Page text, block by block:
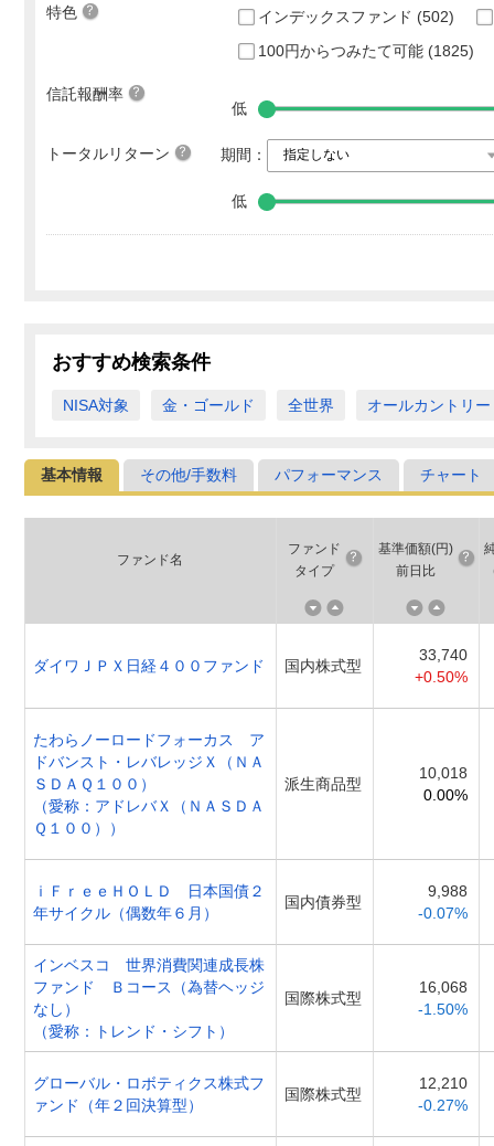
特色 インデックスファンド (502)
100円からつみたて可能 (1825)
信託報酬率
低
トータルリターン 期間：
低
おすすめ検索条件
NISA対象 金・ゴールド 全世界 オールカントリー
基本情報 その他/手数料 パフォーマンス チャート
ファンド名
ファンド
タイプ
基準価額(円)
前日比
ダイワＪＰＸ日経４００ファンド 国内株式型
33,740
+0.50%
たわらノーロードフォーカス ア
ドバンスト・レバレッジＸ（ＮＡ
ＳＤＡＱ１００）
（愛称：アドレバＸ（ＮＡＳＤＡ
Ｑ１００））
派生商品型
10,018
0.00%
ｉＦｒｅｅＨＯＬＤ 日本国債２
年サイクル（偶数年６月）
国内債券型
9,988
-0.07%
インベスコ 世界消費関連成長株
ファンド Ｂコース（為替ヘッジ
なし）
（愛称：トレンド・シフト）
国際株式型
16,068
-1.50%
グローバル・ロボティクス株式フ
ァンド（年２回決算型）
国際株式型
12,210
-0.27%